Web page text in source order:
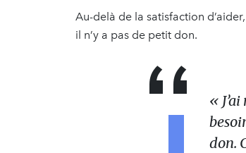
Au-delà de la satisfaction
il n’y a pas de petit don.
«
don.